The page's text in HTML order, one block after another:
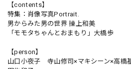
【contents】
特集：肖像写真Portrait.
男からみた男の世界 操上和美
「モモタちゃんとおまもり」大橋歩
【person】
山口小夜子 寺山修司×マキシーン×高